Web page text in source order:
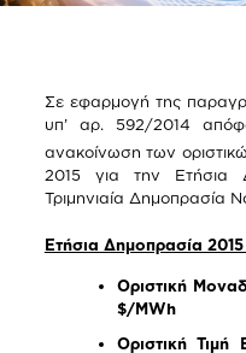
Σε εφαρμογή της
υπ’ αρ. 592/2014
ανακοίνωση των
2015 για την Ετήσια
Τριμηνιαία Δημοπρασία
Ετήσια Δημοπρασία
Οριστική
$/MWh
Οριστική Τιμή